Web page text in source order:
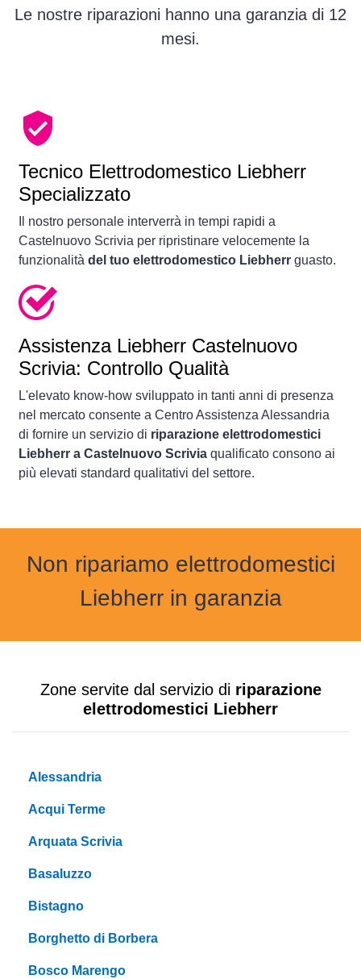
Le nostre riparazioni hanno una garanzia di 12
mesi.
Tecnico Elettrodomestico Liebherr
Specializzato
Il nostro personale interverrà in tempi rapidi a
Castelnuovo Scrivia per ripristinare velocemente la
funzionalità del tuo elettrodomestico Liebherr guasto.
Assistenza Liebherr Castelnuovo
Scrivia: Controllo Qualità
L'elevato know-how sviluppato in tanti anni di presenza
nel mercato consente a Centro Assistenza Alessandria
di fornire un servizio di riparazione elettrodomestici
Liebherr a Castelnuovo Scrivia qualificato consono ai
più elevati standard qualitativi del settore.
Non ripariamo elettrodomestici
Liebherr in garanzia
Zone servite dal servizio di riparazione
elettrodomestici Liebherr
Alessandria
Acqui Terme
Arquata Scrivia
Basaluzzo
Bistagno
Borghetto di Borbera
Bosco Marengo